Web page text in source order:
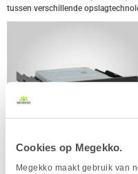
Cookies op Megekko.
Megekko maakt gebruik van
tussen verschillende
CARDREADER INTERN (10)